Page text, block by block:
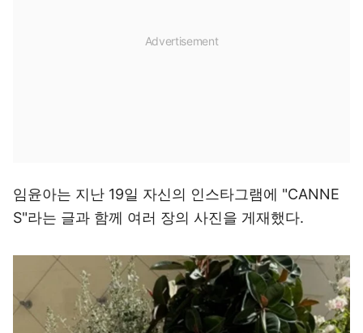
임윤아는 지난 19일 자신의 인스타그램에 "CANNE
S"라는 글과 함께 여러 장의 사진을 게재했다.